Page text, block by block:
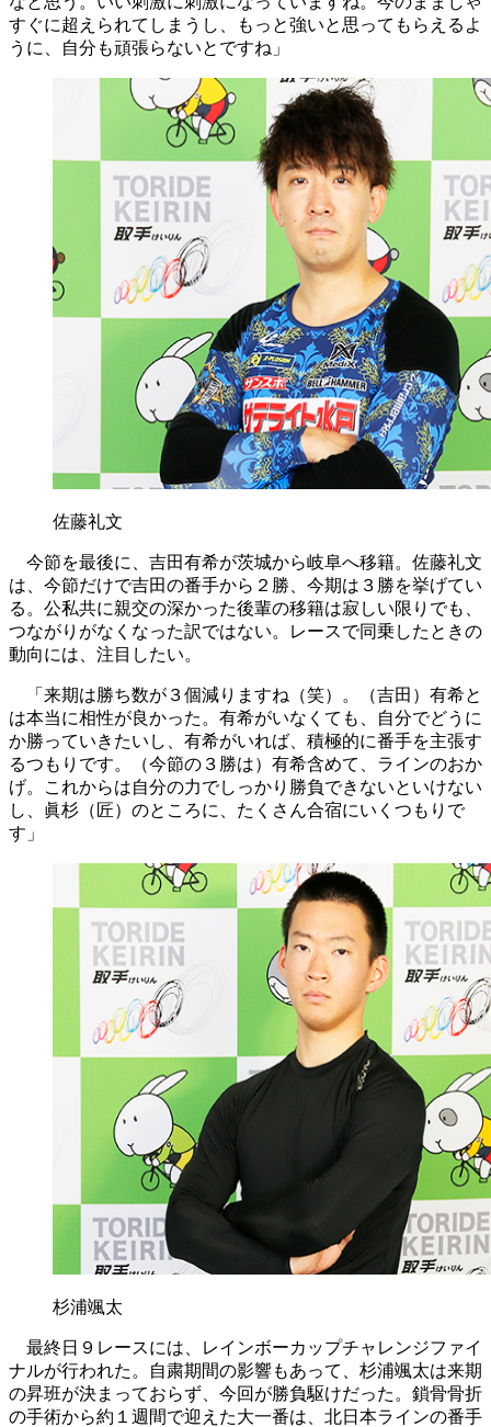
すぐに超えられてしまうし、もっと強いと思ってもらえるよ
うに、自分も頑張らないとですね」
佐藤礼文
今節を最後に、吉田有希が茨城から岐阜へ移籍。佐藤礼文
は、今節だけで吉田の番手から２勝、今期は３勝を挙げてい
る。公私共に親交の深かった後輩の移籍は寂しい限りでも、
つながりがなくなった訳ではない。レースで同乗したときの
動向には、注目したい。
「来期は勝ち数が３個減りますね（笑）。（吉田）有希と
は本当に相性が良かった。有希がいなくても、自分でどうに
か勝っていきたいし、有希がいれば、積極的に番手を主張す
るつもりです。（今節の３勝は）有希含めて、ラインのおか
げ。これからは自分の力でしっかり勝負できないといけない
し、眞杉（匠）のところに、たくさん合宿にいくつもりで
す」
杉浦颯太
最終日９レースには、レインボーカップチャレンジファイ
ナルが行われた。自粛期間の影響もあって、杉浦颯太は来期
の昇班が決まっておらず、今回が勝負駆けだった。鎖骨骨折
の手術から約１週間で迎えた大一番は、北日本ラインの番手